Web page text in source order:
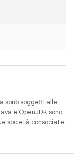
sono soggetti alle
e OpenJDK sono
società consociate.